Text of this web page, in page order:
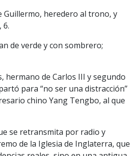
Guillermo, heredero al trono, y
6.
de verde y con sombrero;
hermano de Carlos III y segundo
para “no ser una distracción”
chino Yang Tengbo, al que
se retransmita por radio y
de la Iglesia de Inglaterra, que